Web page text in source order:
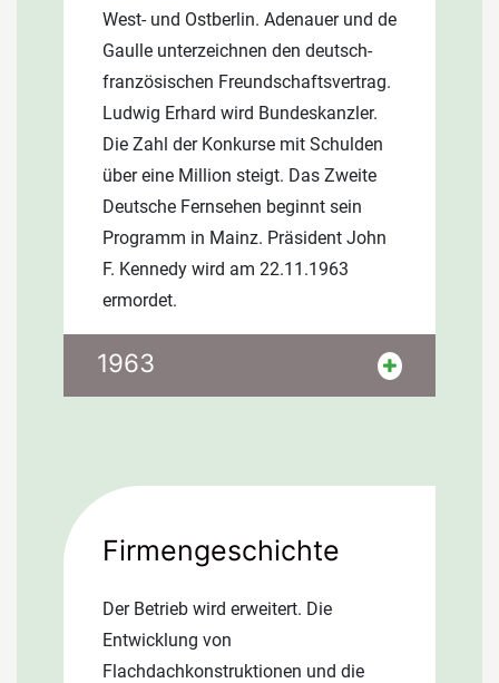
Pröckl leitet das Büro und betreut die
Finanzen.
West- und Ostberlin. Adenauer und de
Gaulle unterzeichnen den deutsch-
französischen Freundschaftsvertrag.
Ludwig Erhard wird Bundeskanzler.
Die Zahl der Konkurse mit Schulden
über eine Million steigt. Das Zweite
Deutsche Fernsehen beginnt sein
Programm in Mainz. Präsident John
F. Kennedy wird am 22.11.1963
ermordet.
Seit zwei Jahren trennt eine Mauer
West- und Ostberlin. Adenauer und de
über eine Million steigt. Das Zweite
Deutsche Fernsehen beginnt sein
Programm in Mainz. Präsident John
F. Kennedy wird am 22.11.1963
ermordet.
1963
Firmengeschichte
Der Betrieb wird erweitert. Die
Entwicklung von
Flachdachkonstruktionen und die